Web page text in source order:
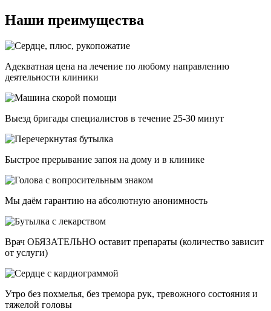
Наши преимущества
Адекватная цена на лечение по любому направлению
деятельности клиники
Выезд бригады специалистов в течение 25-30 минут
Быстрое прерывание запоя на дому и в клинике
Мы даём гарантию на абсолютную анонимность
Врач ОБЯЗАТЕЛЬНО оставит препараты (количество зависит
от услуги)
Утро без похмелья, без тремора рук, тревожного состояния и
тяжелой головы